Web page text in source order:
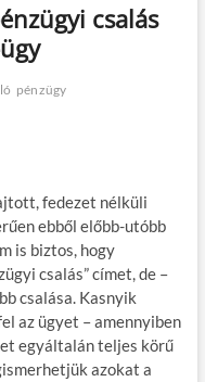
csalás
pénzügy
ss
fedezet nélküli
ebből előbb-utóbb
is biztos, hogy
csalás” címet, de –
csalása. Kasnyik
az ügyet – amennyiben
egyáltalán teljes körű
azokat a